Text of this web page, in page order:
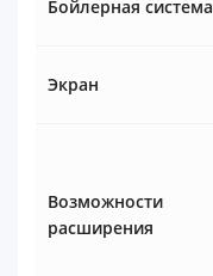
Бойлерная система
Экран
Возможности
расширения